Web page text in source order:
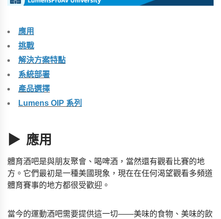
應用
挑戰
解決方案特點
系統部署
產品選擇
Lumens OIP 系列
▶ 應用
體育酒吧是與朋友聚會、喝啤酒，當然還有觀看比賽的地
方。它們最初是一種美國現象，現在在任何渴望觀看多頻道
體育賽事的地方都很受歡迎。
當今的運動酒吧需要提供這一切——美味的食物、美味的飲